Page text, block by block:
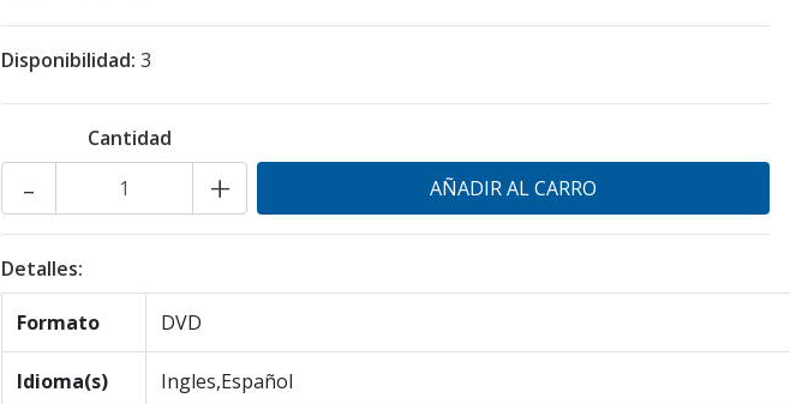
Disponibilidad: 3
Cantidad
+
-
Detalles:
Formato DVD
Idioma(s) Ingles,Español